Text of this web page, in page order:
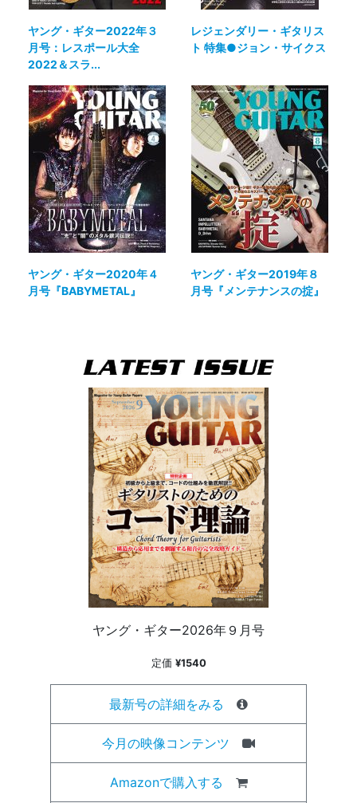
ヤング・ギター2022年３
月号：レスポール大全
2022＆スラ...
レジェンダリー・ギタリス
ト 特集●ジョン・サイクス
ヤング・ギター2020年４
月号『BABYMETAL』
ヤング・ギター2019年８
月号『メンテナンスの掟』
ヤング・ギター2026年９月号
定価 ¥1540
最新号の詳細をみる
今月の映像コンテンツ
Amazonで購入する